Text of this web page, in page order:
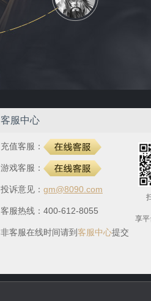
客服中心
充值客服：
游戏客服：
投诉意见： gm@8090.com
客服热线：400-612-8055
非客服在线时间请到 客服中心提交
享